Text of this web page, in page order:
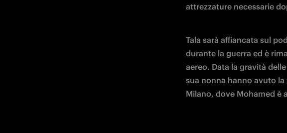
attrezzature necessarie
Tala sarà affiancata sul
durante la guerra ed è
aereo. Data la gravità
sua nonna hanno avuto
Milano, dove Mohamed è